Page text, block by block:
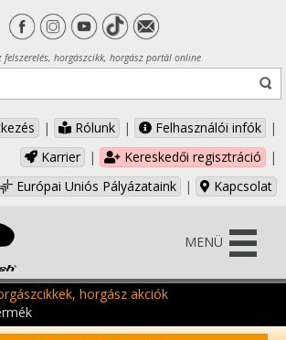
felszerelés, horgászcikk, horgász portál online
| Rólunk | Felhasználói infók
|
Karrier
| Kereskedői regisztráció
|
Európai Uniós Pályázataink
| Kapcsolat
MENÜ
horgász akciók